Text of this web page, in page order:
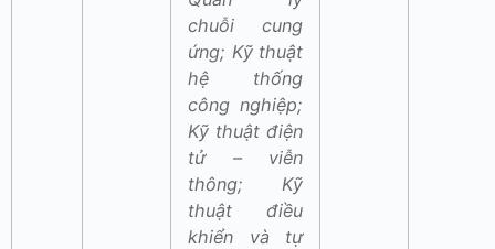
chuỗi cung
ứng; Kỹ thuật
hệ thống
công nghiệp;
Kỹ thuật điện
tử – viễn
thông; Kỹ
thuật điều
khiển và tự